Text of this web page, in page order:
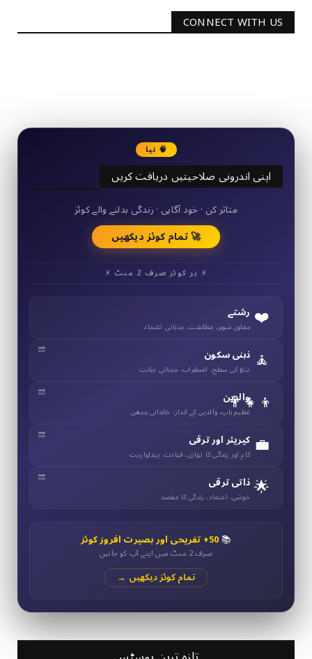
CONNECT WITH US
🧠 نیا
اپنی اندرونی صلاحیتیں دریافت کریں
50+ مختصر کوئز
متاثر کن · خود آگاہی · زندگی بدلنے والے کوئز
🚀 تمام کوئز دیکھیں
⚡ ہر کوئز صرف 2 منٹ ⚡
❤️ رشتے
معاون شوہر، مطابقت، جذباتی اعتماد
🧘 ذہنی سکون
تناؤ کی سطح، اضطراب، جذباتی ذہانت
👨‍👧‍👦
والدین
عظیم باپ، والدین کے انداز، خاندانی بندھن
💼 کیریئر اور ترقی
کام اور زندگی کا توازن، قیادت، پیداواریت
🌟 ذاتی ترقی
خوشی، اعتماد، زندگی کا مقصد
📚50+ تفریحی اور بصیرت افروز کوئز
صرف 2 منٹ میں اپنے آپ کو جانیں
تمام کوئز دیکھیں →